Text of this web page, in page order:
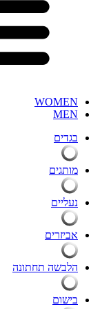
WOMEN
MEN
בגדים
מותגים
נעליים
אביזרים
הלבשה תחתונה
בישום